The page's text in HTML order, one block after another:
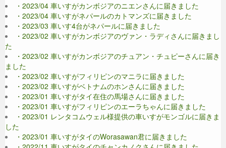
・2023/04 車いすがカンボジアのニエンさんに届きました
・2023/04 車いすがネパールのカトマンズに届きました
・2023/03 車いす4台がネパールに届きました
・2023/02 車いすがカンボジアのヴァン・ラディさんに届きまし
た
・2023/02 車いすがカンボジアのチュアン・チュピーさんに届き
ました
・2023/02 車いすがフィリピンのマニラに届きました
・2023/02 車いすがベトナムのホンさんに届きました
・2023/01 車いすがタイ在住の馬場さんに届きました
・2023/01 車いすがフィリピンのエーラちゃんに届きました
・2023/01 レンタコムウェル様提供の車いすがモンゴルに届きま
した
・2023/01 車いすがタイのWorasawan君に届きました